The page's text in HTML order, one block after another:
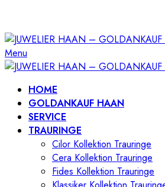
Menu
HOME
GOLDANKAUF HAAN
SERVICE
TRAURINGE
Cilor Kollektion Trauringe
Cera Kollektion Trauringe
Fides Kollektion Trauringe